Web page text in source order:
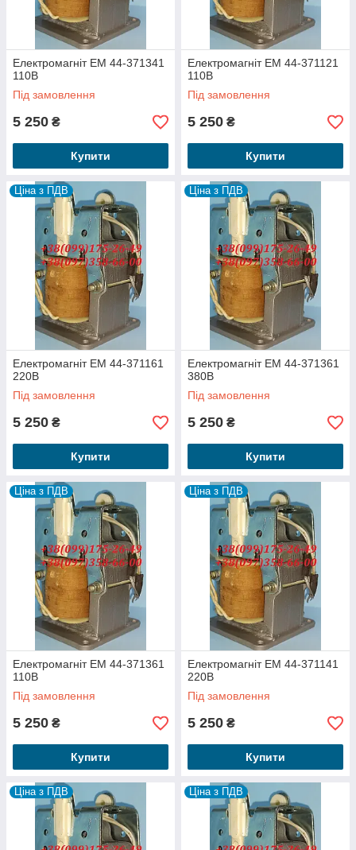
Електромагніт ЕМ 44-371341
110В
Під замовлення
5 250 ₴
Купити
Електромагніт ЕМ 44-371121
110В
Під замовлення
5 250 ₴
Купити
Ціна з ПДВ
Електромагніт ЕМ 44-371161
220В
Під замовлення
5 250 ₴
Купити
Ціна з ПДВ
Електромагніт ЕМ 44-371361
380В
Під замовлення
5 250 ₴
Купити
Ціна з ПДВ
Електромагніт ЕМ 44-371361
110В
Під замовлення
5 250 ₴
Купити
Ціна з ПДВ
Електромагніт ЕМ 44-371141
220В
Під замовлення
5 250 ₴
Купити
Ціна з ПДВ Ціна з ПДВ